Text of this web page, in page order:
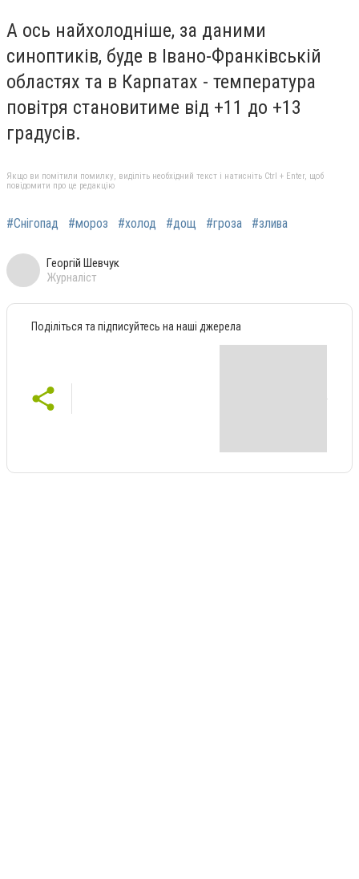
А ось найхолодніше, за даними
синоптиків, буде в Івано-Франківській
областях та в Карпатах - температура
повітря становитиме від +11 до +13
градусів.
Якщо ви помітили помилку, виділіть необхідний текст і натисніть Ctrl + Enter, щоб
повідомити про це редакцію
#Снігопад #мороз #холод #дощ #гроза #злива
Георгій Шевчук
Журналіст
Поділіться та підписуйтесь на наші джерела